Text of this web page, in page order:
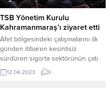
TSB Yönetim Kurulu
Kahramanmaraş’ı ziyaret etti
Afet bölgesindeki çalışmalarını ilk
günden itibaren kesintisiz
sürdüren sigorta sektörünün çatı
kuruluşu Türkiye Sigorta Birliği
(TSB)’nin Yönetim Kurulu
12.04.2023 0